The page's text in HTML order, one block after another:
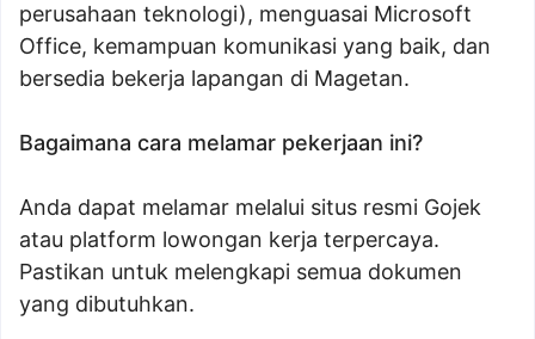
perusahaan teknologi), menguasai Microsoft
Office, kemampuan komunikasi yang baik, dan
bersedia bekerja lapangan di Magetan.
Bagaimana cara melamar pekerjaan ini?
Anda dapat melamar melalui situs resmi Gojek
atau platform lowongan kerja terpercaya.
Pastikan untuk melengkapi semua dokumen
yang dibutuhkan.